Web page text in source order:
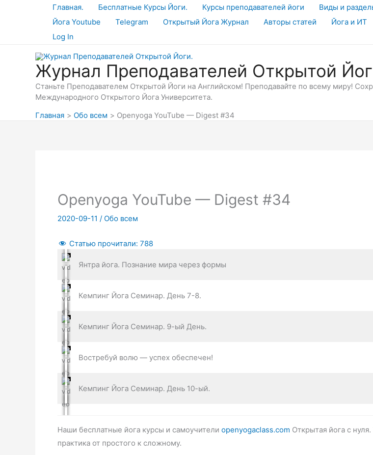
Главная. Бесплатные Курсы Йоги. Курсы преподавателей йоги Виды и
Йога Youtube
Telegram Открытый Йога Журнал Авторы статей Йога и ИТ
Log In
Журнал Преподавателей Открытой
Станьте Преподавателем Открытой Йоги на Английском! Преподавайте по всему миру!
Международного Открытого Йога Университета.
Главная
Обо всем Openyoga YouTube — Digest #34
Openyoga YouTube — Digest #34
2020-09-11 / Обо всем
Статью прочитали: 788
Янтра йога. Познание мира через формы
Кемпинг Йога Семинар. День 7-8.
Кемпинг Йога Семинар. 9-ый День.
Востребуй волю — успех обеспечен!
Кемпинг Йога Семинар. День 10-ый.
Наши бесплатные йога курсы и самоучители openyogaclass.com Открытая йога с
практика от простого к сложному.